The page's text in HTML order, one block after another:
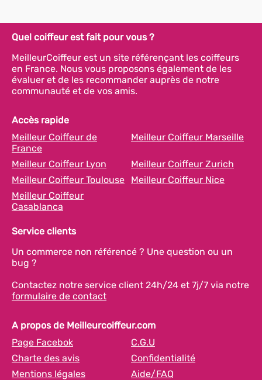
Quel coiffeur est fait pour vous ?
MeilleurCoiffeur est un site référençant les coiffeurs
en France. Nous vous proposons également de les
évaluer et de les recommander auprès de notre
communauté et de vos amis.
Accès rapide
Meilleur Coiffeur de
France
Meilleur Coiffeur Marseille
Meilleur Coiffeur Lyon
Meilleur Coiffeur Zurich
Meilleur Coiffeur Toulouse
Meilleur Coiffeur Nice
Meilleur Coiffeur
Casablanca
Service clients
Un commerce non référencé ? Une question ou un
bug ?
Contactez notre service client 24h/24 et 7j/7 via notre
formulaire de contact
A propos de Meilleurcoiffeur.com
Page Facebok
C.G.U
Charte des avis
Confidentialité
Mentions légales
Aide/FAQ